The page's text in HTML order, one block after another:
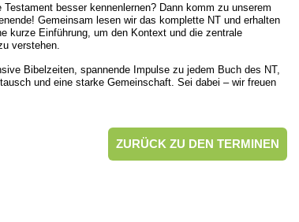
Testament besser kennenlernen? Dann komm zu unserem
Gemeinsam lesen wir das komplette NT und erhalten
kurze Einführung, um den Kontext und die zentrale
verstehen.
Bibelzeiten, spannende Impulse zu jedem Buch des NT,
und eine starke Gemeinschaft. Sei dabei – wir freuen
ZURÜCK ZU DEN TERMINEN